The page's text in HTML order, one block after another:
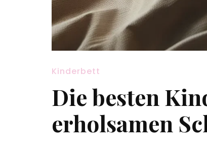
Kinderbett
Die besten
erholsamen